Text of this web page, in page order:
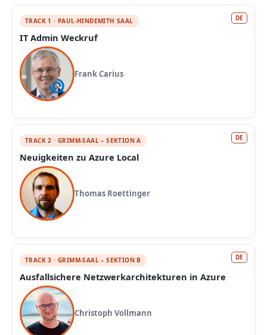
TRACK 1 · PAUL-HINDEMITH SAAL DE
IT Admin Weckruf
Frank Carius
TRACK 2 · GRIMM-SAAL – SEKTION A DE
Neuigkeiten zu Azure Local
Thomas Roettinger
TRACK 3 · GRIMM-SAAL – SEKTION B DE
Ausfallsichere Netzwerkarchitekturen in Azure
Christoph Vollmann